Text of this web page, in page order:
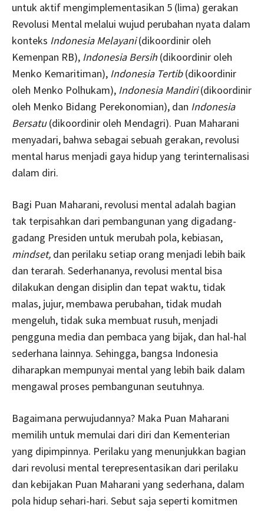
untuk aktif mengimplementasikan 5 (lima) gerakan
Revolusi Mental melalui wujud perubahan nyata dalam
konteks Indonesia Melayani(dikoordinir oleh
Kemenpan RB), Indonesia Bersih (dikoordinir oleh
Menko Kemaritiman), Indonesia Tertib(dikoordinir
oleh Menko Polhukam), Indonesia Mandiri(dikoordinir
oleh Menko Bidang Perekonomian), dan Indonesia
Bersatu(dikoordinir oleh Mendagri). Puan Maharani
menyadari, bahwa sebagai sebuah gerakan, revolusi
mental harus menjadi gaya hidup yang terinternalisasi
dalam diri.
Bagi Puan Maharani, revolusi mental adalah bagian
tak terpisahkan dari pembangunan yang digadang-
gadang Presiden untuk merubah pola, kebiasan,
mindset, dan perilaku setiap orang menjadi lebih baik
dan terarah. Sederhananya, revolusi mental bisa
dilakukan dengan disiplin dan tepat waktu, tidak
malas, jujur, membawa perubahan, tidak mudah
mengeluh, tidak suka membuat rusuh, menjadi
pengguna media dan pembaca yang bijak, dan hal-hal
sederhana lainnya. Sehingga, bangsa Indonesia
diharapkan mempunyai mental yang lebih baik dalam
mengawal proses pembangunan seutuhnya.
Bagaimana perwujudannya? Maka Puan Maharani
memilih untuk memulai dari diri dan Kementerian
yang dipimpinnya. Perilaku yang menunjukkan bagian
dari revolusi mental terepresentasikan dari perilaku
dan kebijakan Puan Maharani yang sederhana, dalam
pola hidup sehari-hari. Sebut saja seperti komitmen